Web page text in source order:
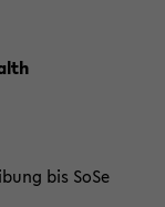
bis SoSe